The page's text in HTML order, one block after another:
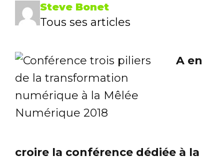
Steve Bonet
Tous ses articles
A en
croire la conférence dédiée à la